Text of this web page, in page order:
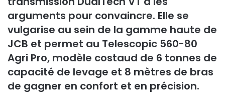
arguments pour convaincre. Elle se
vulgarise au sein de la gamme haute de
JCB et permet au Telescopic 560-80
Agri Pro, modèle costaud de 6 tonnes de
capacité de levage et 8 mètres de bras
de gagner en confort et en précision.